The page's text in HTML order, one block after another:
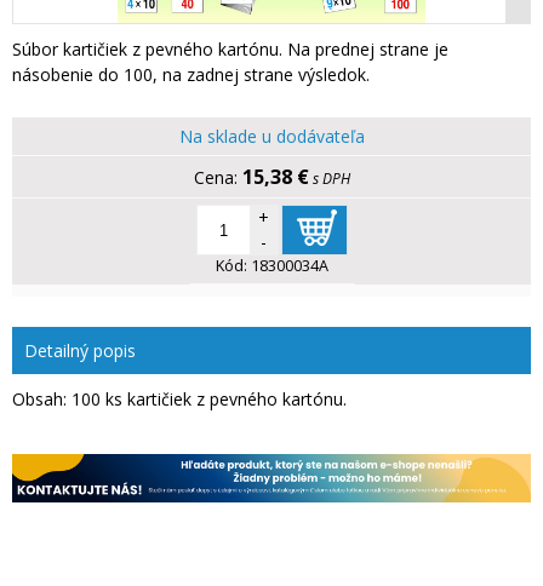
Súbor kartičiek z pevného kartónu. Na prednej strane je
násobenie do 100, na zadnej strane výsledok.
Na sklade u dodávateľa
15,38 € s DPH
+
-
Kód: 18300034A
Detailný popis
Obsah: 100 ks kartičiek z pevného kartónu.